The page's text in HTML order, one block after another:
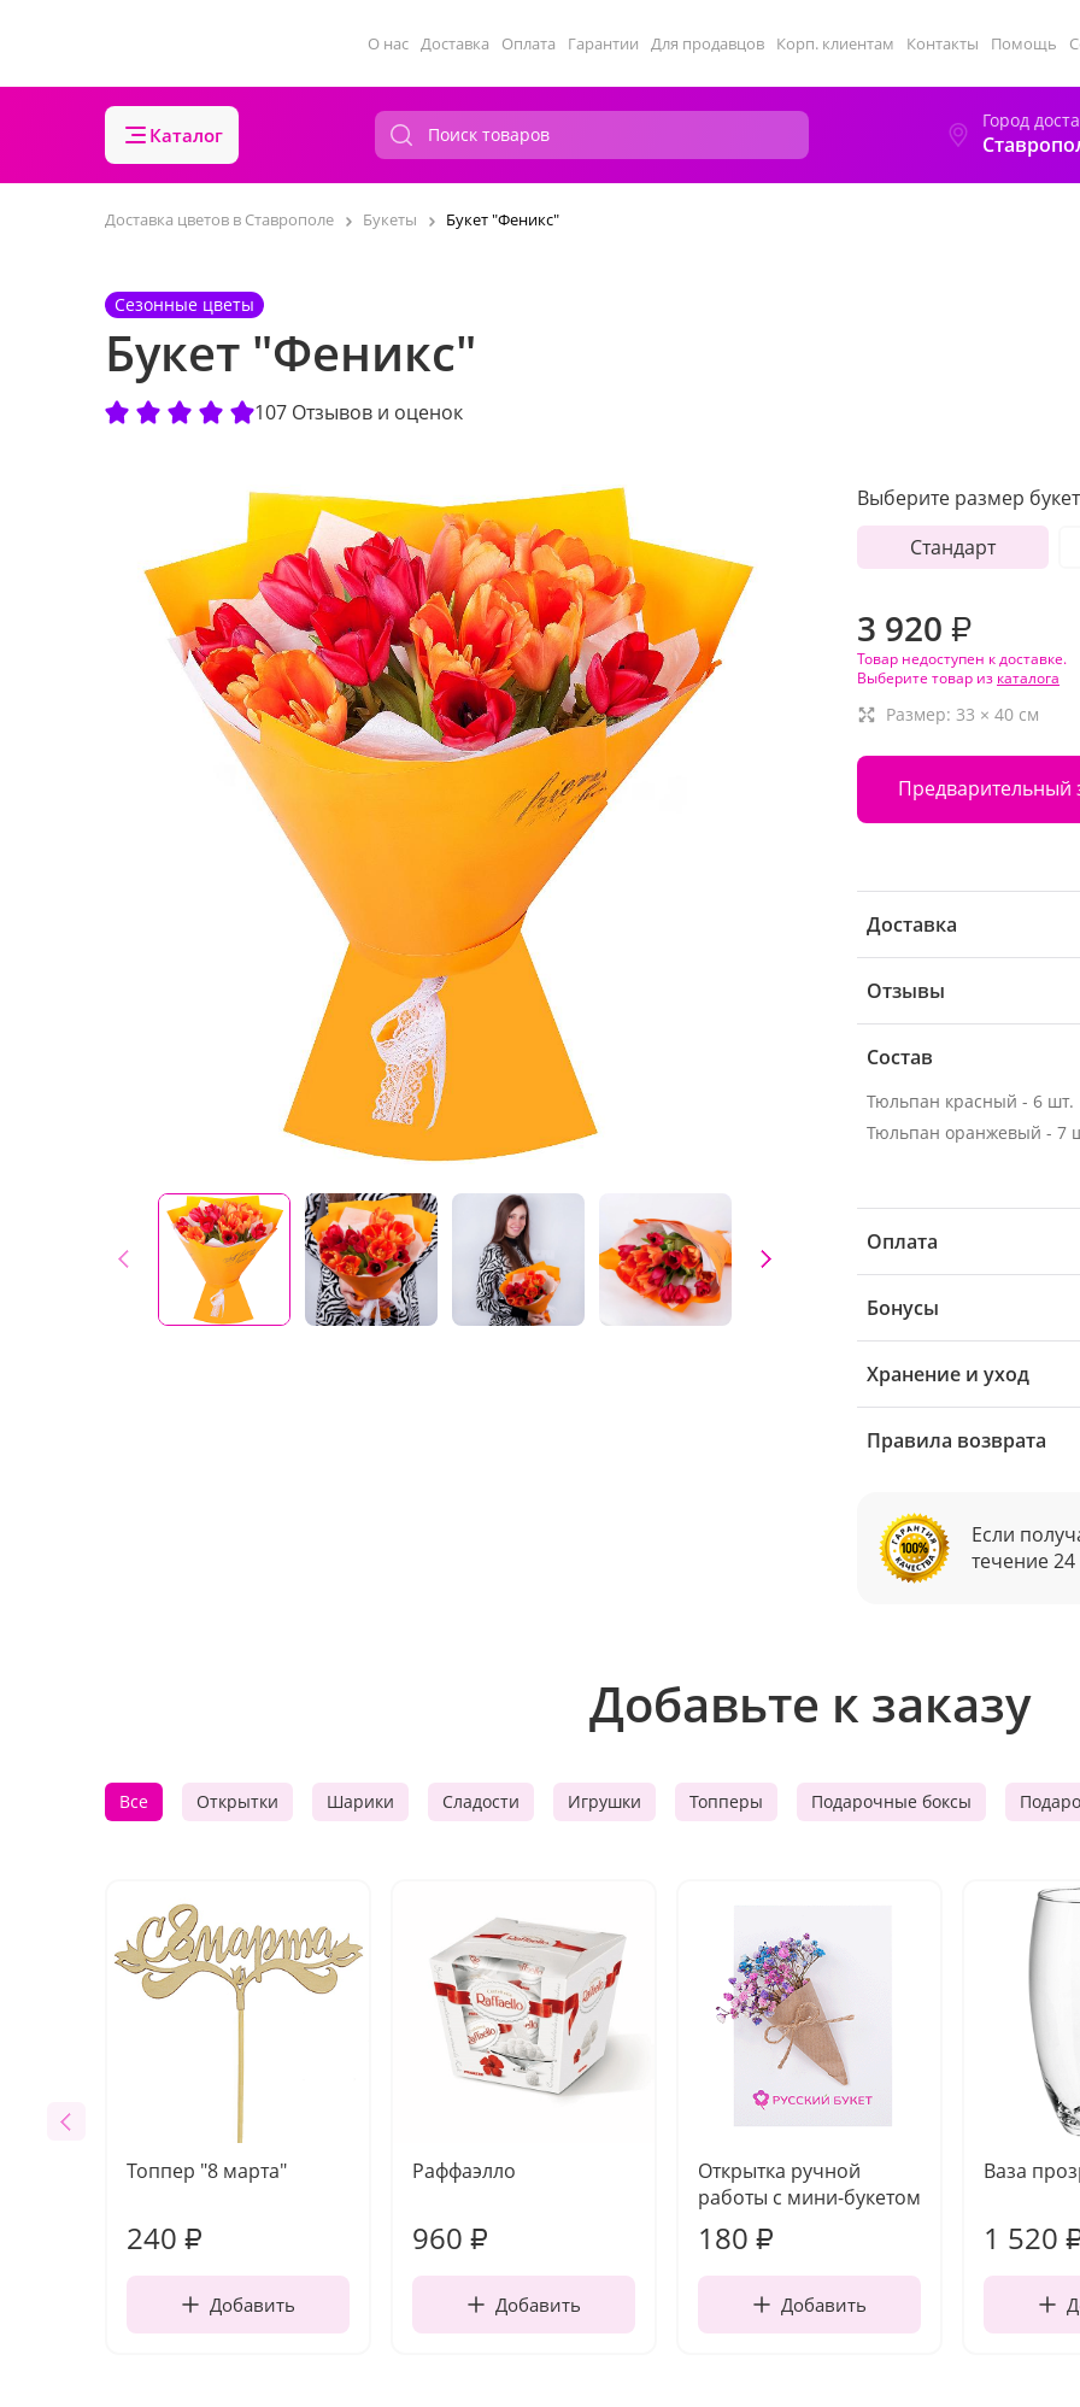
О нас Доставка Оплата Гарантии Для продавцов Корп. клиентам Контакты Помощь
Каталог
Город
Доставка цветов в Ставрополе Букеты Букет "Феникс"
Сезонные цветы
Букет "Феникс"
107 Отзывов и оценок
Выберите размер
Стандарт
3 920 ₽
Товар недоступен к доставке.
Выберите товар из каталога
Размер: 33 × 40 см
Предварительный
Доставка
Отзывы
Состав
Тюльпан красный - 6 шт.
Тюльпан оранжевый - 7
Оплата
Бонусы
Хранение и уход
Правила возврата
Если
течение
Добавьте к заказу
Все Открытки Шарики Сладости Игрушки Топперы Подарочные боксы
Топпер "8 марта"
240 ₽
Добавить
Раффаэлло
960 ₽
Добавить
Открытка ручной
работы с мини-букетом
180 ₽
Добавить
Ваза
1 520